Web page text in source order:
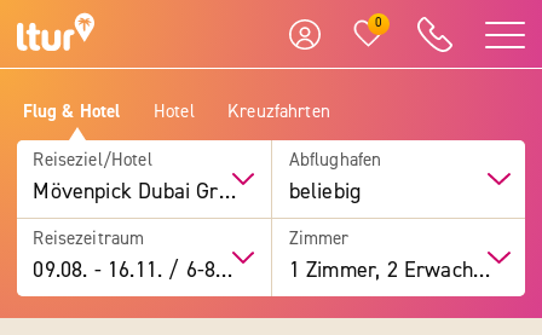
0
Flug & Hotel Hotel Kreuzfahrten
Reiseziel/Hotel
Mövenpick Dubai Grand Al Bustan
Abflughafen
beliebig
Reisezeitraum
09.08. -16.11. / 6-8 Tage
Zimmer
1 Zimmer, 2 Erwachsene